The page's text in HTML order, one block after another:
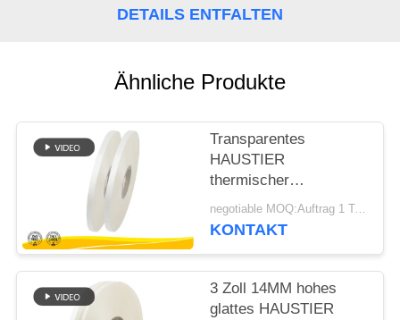
PRIVACY
POLICY
DETAILS ENTFALTEN
Ähnliche Produkte
Transparentes
HAUSTIER
thermischer
Laminierungs-Film
Mini-Rolls für Vortrag-
negotiable MOQ:Auftrag 1 Tonnen-/Spur verkäuflich
KONTAKT
3 Zoll 14MM hohes
glattes HAUSTIER